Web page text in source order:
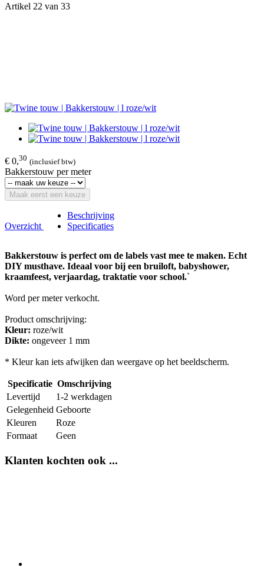
Artikel 22 van 33
€ 0,30 (inclusief btw)
Bakkerstouw per meter
Maak eerst een keuze
Overzicht
Beschrijving
Specificaties
Bakkerstouw is perfect om de labels vast mee te maken. Echt
DIY musthave. Ideaal voor bij een bruiloft, babyshower,
kraamfeest, verjaardag, traktatie voor school.`
Word per meter verkocht.
Product omschrijving:
Kleur: roze/wit
Dikte: ongeveer 1 mm
* Kleur kan iets afwijken dan weergave op het beeldscherm.
Specificatie Omschrijving
Levertijd
1-2 werkdagen
Gelegenheid Geboorte
Kleuren
Roze
Formaat
Geen
Klanten kochten ook ...